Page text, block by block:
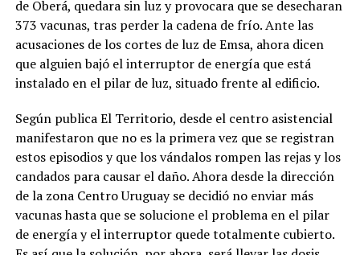
de Oberá, quedara sin luz y provocara que se desecharan
373 vacunas, tras perder la cadena de frío. Ante las
acusaciones de los cortes de luz de Emsa, ahora dicen
que alguien bajó el interruptor de energía que está
instalado en el pilar de luz, situado frente al edificio.
Según publica El Territorio, desde el centro asistencial
manifestaron que no es la primera vez que se registran
estos episodios y que los vándalos rompen las rejas y los
candados para causar el daño. Ahora desde la dirección
de la zona Centro Uruguay se decidió no enviar más
vacunas hasta que se solucione el problema en el pilar
de energía y el interruptor quede totalmente cubierto.